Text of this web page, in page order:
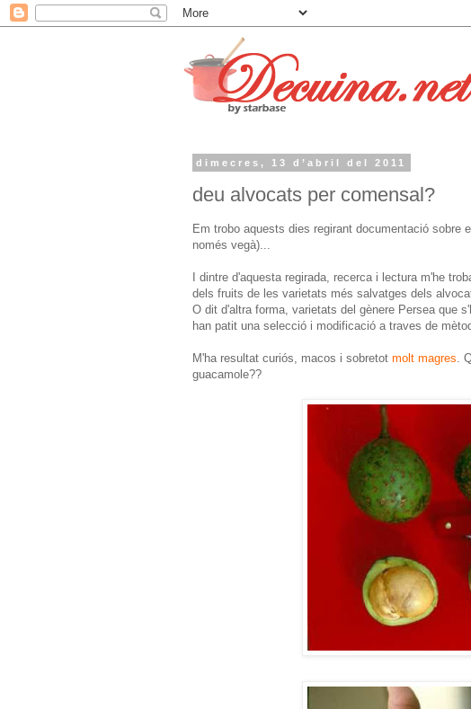
dimecres, 13 d’abril del 2011
deu alvocats per comensal?
Em trobo aquests dies regirant documentació sobre
només vegà)...
I dintre d'aquesta regirada, recerca i lectura m'he
dels fruits de les varietats més salvatges dels
O dit d'altra forma, varietats del gènere Persea que
han patit una selecció i modificació a traves de
M'ha resultat curiós, macos i sobretot molt magres .
guacamole??